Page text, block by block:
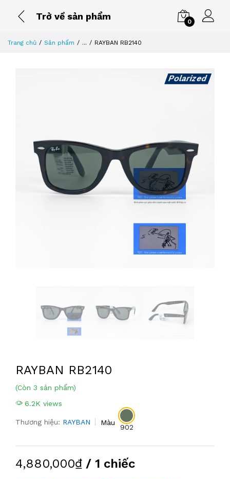
Trở về sản phẩm
0
Trang chủ Sản phẩm ... RAYBAN RB2140
Polarized
RAYBAN RB2140
(Còn 3 sản phẩm)
6.2K views
Thương hiệu: RAYBAN Màu
902
4,880,000₫ / 1 chiếc